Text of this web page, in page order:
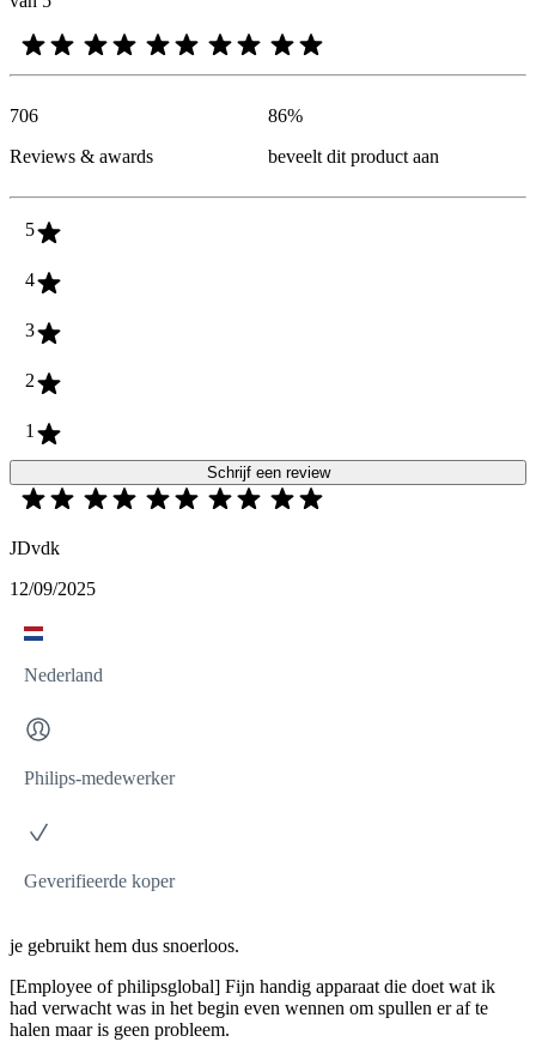
706
Reviews & awards
86%
beveelt dit product aan
5
4
3
2
1
Schrijf een review
JDvdk
12/09/2025
Nederland
Philips-medewerker
Geverifieerde koper
je gebruikt hem dus snoerloos.
[Employee of philipsglobal] Fijn handig apparaat die doet wat ik
had verwacht was in het begin even wennen om spullen er af te
halen maar is geen probleem.